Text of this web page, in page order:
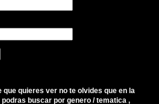
que quieres ver no te olvides que en la
buscar por genero / tematica ,